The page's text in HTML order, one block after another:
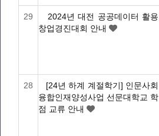
29
2024년 대전 공공데이터 활용
창업경진대회 안내
28
[24년 하계 계절학기] 인문사회
융합인재양성사업 선문대학교 학
점 교류 안내